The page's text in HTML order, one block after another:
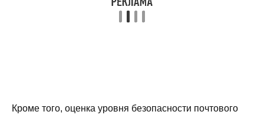
Кроме того, оценка уровня безопасности почтового